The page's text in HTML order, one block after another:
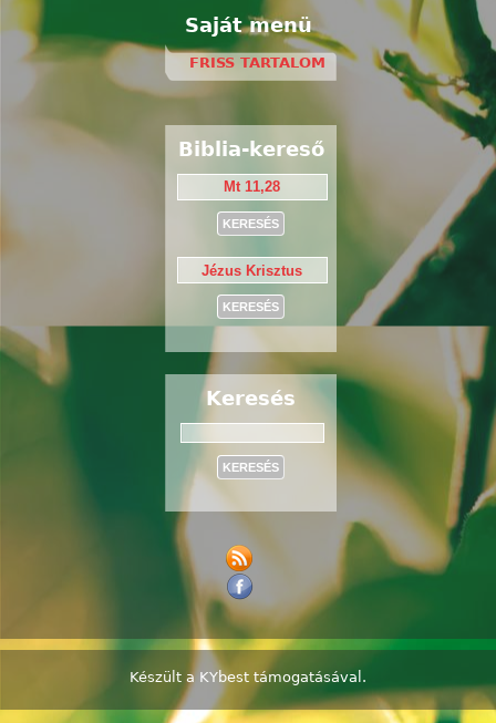
Saját menü
FRISS TARTALOM
Biblia-kereső
Keresés
Készült a KYbest támogatásával.